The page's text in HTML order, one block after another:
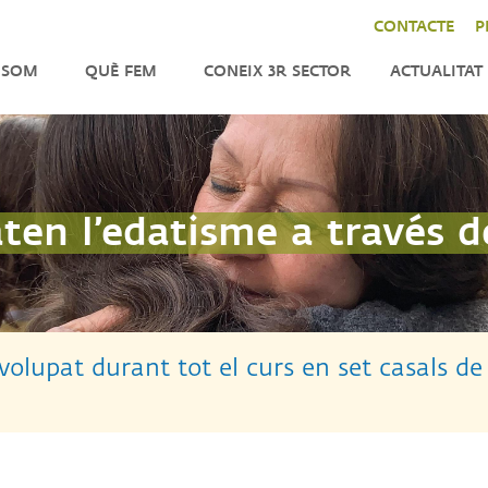
CONTACTE
QUÈ FEM
ENFORTIMENT
DO
IMPACT
INTERNACIONAL
INCIDÈNCIA
CONEIX 3R SECTOR ACTUALITAT
NOTÍCIES
AGENDA
BUTLLETÍ
durant tot el curs en set casals
l’edatisme a través